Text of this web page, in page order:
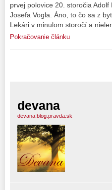
prvej polovice 20. storočia
Josefa Vogla. Áno, to čo sa z
Lekári v minulom storočí a
Pokračovanie článku
devana
devana.blog.pravda.sk